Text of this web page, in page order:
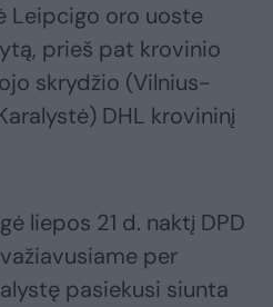
Leipcigo oro uoste
prieš pat krovinio
skrydžio (Vilnius-
DHL krovininį
liepos 21 d. naktį DPD
per
pasiekusi siunta